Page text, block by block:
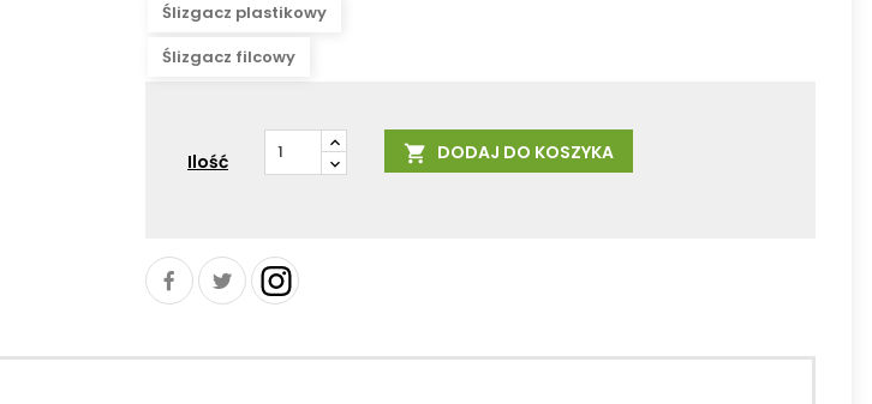
Ślizgacz plastikowy
Ślizgacz filcowy
Ilość  DODAJ DO KOSZYKA